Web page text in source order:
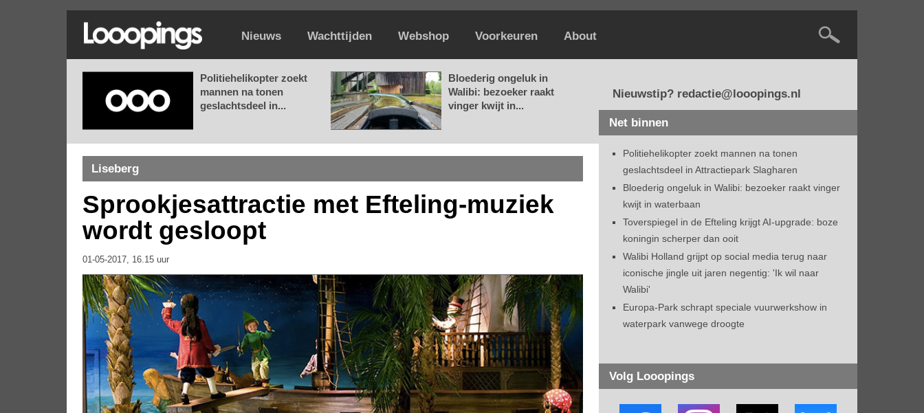
Nieuws Wachttijden Webshop Voorkeuren About
Politiehelikopter zoekt
mannen na tonen
geslachtsdeel in...
Bloederig ongeluk in
Walibi: bezoeker raakt
vinger kwijt in...
Liseberg
Sprookjesattractie met Efteling-muziek
wordt gesloopt
01-05-2017, 16.15 uur
Nieuwstip? redactie@looopings.nl
Net binnen
Politiehelikopter zoekt mannen na tonen
geslachtsdeel in Attractiepark Slagharen
Bloederig ongeluk in Walibi: bezoeker raakt vinger
kwijt in waterbaan
Toverspiegel in de Efteling krijgt AI-upgrade: boze
koningin scherper dan ooit
Walibi Holland grijpt op social media terug naar
iconische jingle uit jaren negentig: 'Ik wil naar
Walibi'
Europa-Park schrapt speciale vuurwerkshow in
waterpark vanwege droogte
Volg Looopings